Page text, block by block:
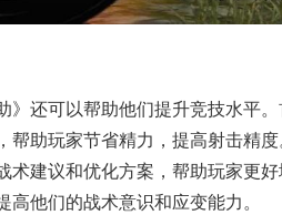
还可以帮助他们提升竞技水平
助玩家节省精力，提高射击精
建议和优化方案，帮助玩家更
他们的战术意识和应变能力。